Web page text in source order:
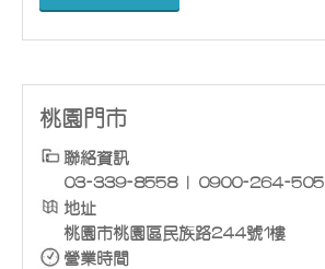
桃園門市
聯絡資訊
03-339-8558 | 0900-264-505
地址
桃園市桃園區民族路244號1樓
營業時間